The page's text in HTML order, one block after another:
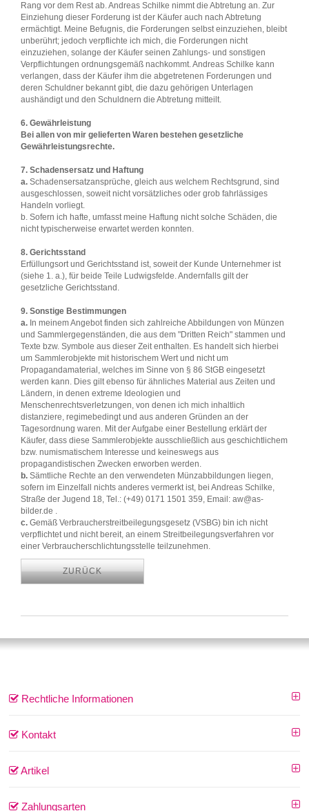
Rang vor dem Rest ab. Andreas Schilke nimmt die Abtretung an. Zur
Einziehung dieser Forderung ist der Käufer auch nach Abtretung
ermächtigt. Meine Befugnis, die Forderungen selbst einzuziehen, bleibt
unberührt; jedoch verpflichte ich mich, die Forderungen nicht
einzuziehen, solange der Käufer seinen Zahlungs- und sonstigen
Verpflichtungen ordnungsgemäß nachkommt. Andreas Schilke kann
verlangen, dass der Käufer ihm die abgetretenen Forderungen und
deren Schuldner bekannt gibt, die dazu gehörigen Unterlagen
aushändigt und den Schuldnern die Abtretung mitteilt.
6. Gewährleistung
Bei allen von mir gelieferten Waren bestehen gesetzliche
Gewährleistungsrechte.
7. Schadensersatz und Haftung
a. Schadensersatzansprüche, gleich aus welchem Rechtsgrund, sind
ausgeschlossen, soweit nicht vorsätzliches oder grob fahrlässiges
Handeln vorliegt.
b. Sofern ich hafte, umfasst meine Haftung nicht solche Schäden, die
nicht typischerweise erwartet werden konnten.
8. Gerichtsstand
Erfüllungsort und Gerichtsstand ist, soweit der Kunde Unternehmer ist
(siehe 1. a.), für beide Teile Ludwigsfelde. Andernfalls gilt der
gesetzliche Gerichtsstand.
9. Sonstige Bestimmungen
a. In meinem Angebot finden sich zahlreiche Abbildungen von Münzen
und Sammlergegenständen, die aus dem "Dritten Reich" stammen und
Texte bzw. Symbole aus dieser Zeit enthalten. Es handelt sich hierbei
um Sammlerobjekte mit historischem Wert und nicht um
Propagandamaterial, welches im Sinne von § 86 StGB eingesetzt
werden kann. Dies gilt ebenso für ähnliches Material aus Zeiten und
Ländern, in denen extreme Ideologien und
Menschenrechtsverletzungen, von denen ich mich inhaltlich
distanziere, regimebedingt und aus anderen Gründen an der
Tagesordnung waren. Mit der Aufgabe einer Bestellung erklärt der
Käufer, dass diese Sammlerobjekte ausschließlich aus geschichtlichem
bzw. numismatischem Interesse und keineswegs aus
propagandistischen Zwecken erworben werden.
b. Sämtliche Rechte an den verwendeten Münzabbildungen liegen,
sofern im Einzelfall nichts anderes vermerkt ist, bei Andreas Schilke,
Straße der Jugend 18, Tel.: (+49) 0171 1501 359, Email: aw@as-
bilder.de .
c. Gemäß Verbraucherstreitbeilegungsgesetz (VSBG) bin ich nicht
verpflichtet und nicht bereit, an einem Streitbeilegungsverfahren vor
einer Verbraucherschlichtungsstelle teilzunehmen.
ZURÜCK
Rechtliche Informationen
Kontakt
Artikel
Zahlungsarten